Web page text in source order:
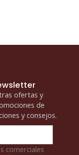
ofertas y
de
y consejos.
comerciales